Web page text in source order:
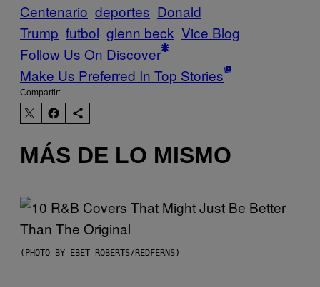
Centenario deportes Donald
Trump futbol glenn beck Vice Blog
Follow Us On Discover
Make Us Preferred In Top Stories
Compartir:
MÁS DE LO MISMO
(PHOTO BY EBET ROBERTS/REDFERNS)